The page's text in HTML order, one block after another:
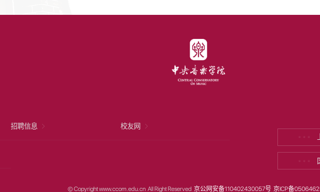
招聘信息 校友网
* * *
* * *
© Copyright www.ccom.edu.cn All Right Reserved 京公网安备110402430057号 京ICP备